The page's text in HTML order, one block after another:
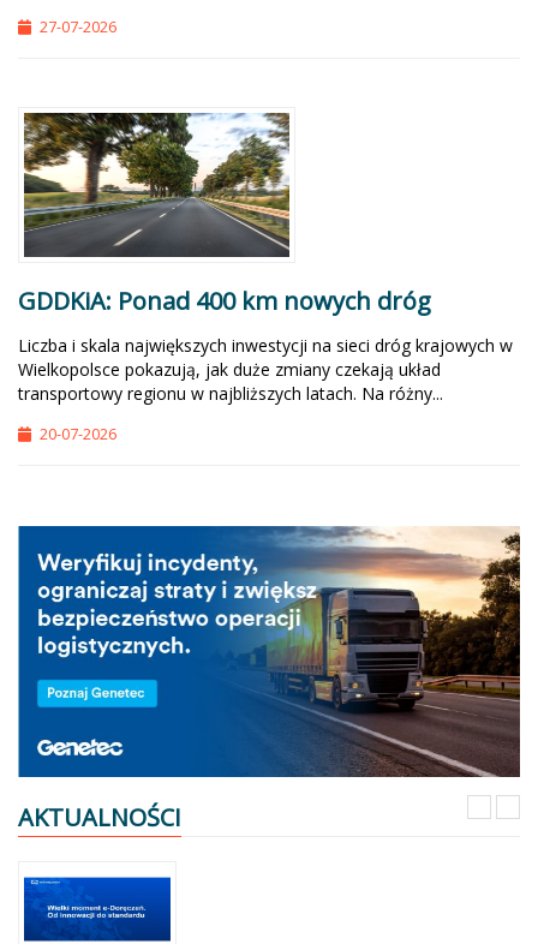
27-07-2026
GDDKiA: Ponad 400 km nowych dróg
Liczba i skala największych inwestycji na sieci dróg krajowych w
Wielkopolsce pokazują, jak duże zmiany czekają układ
transportowy regionu w najbliższych latach. Na różny...
20-07-2026
AKTUALNOŚCI